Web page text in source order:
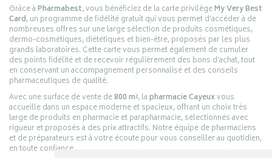
Grâce àPharmabest, vous bénéficiez de la carte privilègeMy Very Best
Card, un programme de fidélité gratuit qui vous permet d’accéder à de
nombreuses offres sur une large sélection de produits cosmétiques,
dermo-cosmétiques, diététiques et bien-être, proposés par les plus
grands laboratoires. Cette carte vous permet également de cumuler
des points fidélité et de recevoir régulièrement des bons d’achat, tout
en conservant un accompagnement personnalisé et des conseils
pharmaceutiques de qualité.
Avec une surface de vente de800 m², lapharmacie Cayeuxvous
accueille dans un espace moderne et spacieux, offrant un choix très
large de produits en pharmacie et parapharmacie, sélectionnés avec
rigueur et proposés à des prix attractifs. Notre équipe de pharmaciens
et de préparateurs est à votre écoute pour vous conseiller au quotidien,
en toute confiance.